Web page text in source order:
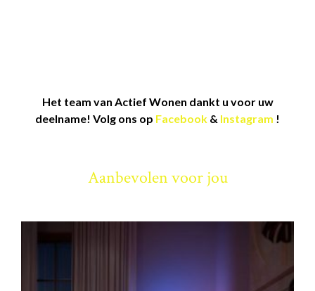
Het team van Actief Wonen dankt u voor uw
deelname! Volg ons op Facebook & Instagram !
Aanbevolen voor jou